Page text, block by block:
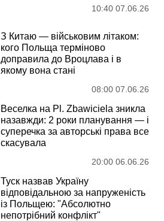
10:40 07.06.26
З Китаю — військовим літаком:
кого Польща терміново
доправила до Вроцлава і в
якому вона стані
08:00 07.06.26
Веселка на Pl. Zbawiciela зникла
назавжди: 2 роки планування — і
суперечка за авторські права все
скасувала
20:00 06.06.26
Туск назвав Україну
відповідальною за напруженість
із Польщею: "Абсолютно
непотрібний конфлікт"